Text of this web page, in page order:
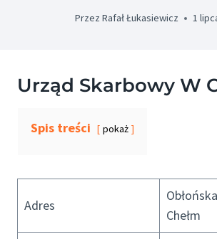
Przez Rafał Łukasiewicz 1
Urząd Skarbowy W
Spis treści pokaż
Adres
Chełm